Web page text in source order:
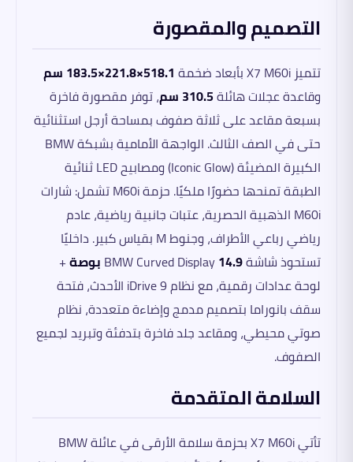
التصميم والمقصورة
تتميز X7 M60i بأبعاد ضخمة
518.1×221.8×183.5 سم
وقاعدة عجلات هائلة310.5 سم
، توفر مقصورة فاخرة
بسبعة مقاعد على ثلاثة صفوف بمساحة أرجل استثنائية
حتى في الصف الثالث. الواجهة الأمامية بشبكة BMW
الكبيرة المضيئة (Iconic Glow) ومصابيح LED ثنائية
الطبقة تمنحها حضورًا ملكيًا. حزمة M60i تشمل: شارات
M60i الذهبية الحصرية، عتبات جانبية رياضية، عادم
رياضي رباعي الأطراف، وجنوط M بقياس كبير. داخليًا
تستحوذ شاشة BMW Curved Display14.9 بوصة
+
لوحة عدادات رقمية، مع نظام iDrive 9 الأحدث، فتحة
سقف بانوراما بتصميم مدمج وإضاءة متعددة، نظام
صوتي محيطي، ومقاعد جلد فاخرة بتدفئة وتبريد لجميع
الصفوف.
السلامة المتقدمة
تأتي X7 M60i بحزمة سلامة الأرقى في عائلة BMW